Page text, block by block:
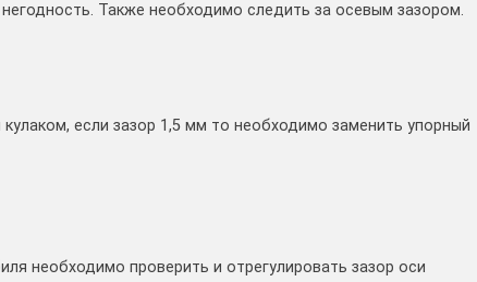
Также необходимо следить за осевым зазором.
если зазор 1,5 мм то необходимо заменить упорный
необходимо проверить и отрегулировать зазор оси